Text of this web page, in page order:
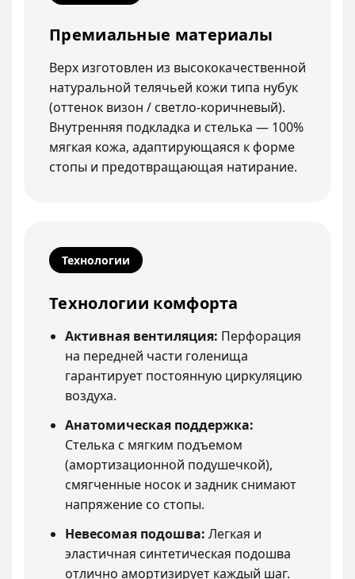
Премиальные материалы
Верх изготовлен из высококачественной
натуральной телячьей кожи типа нубук
(оттенок визон / светло-коричневый).
Внутренняя подкладка и стелька — 100%
мягкая кожа, адаптирующаяся к форме
стопы и предотвращающая натирание.
Технологии
Технологии комфорта
Активная вентиляция: Перфорация
на передней части голенища
гарантирует постоянную циркуляцию
воздуха.
Анатомическая поддержка:
Стелька с мягким подъемом
(амортизационной подушечкой),
смягченные носок и задник снимают
напряжение со стопы.
Невесомая подошва: Легкая и
эластичная синтетическая подошва
отлично амортизирует каждый шаг.